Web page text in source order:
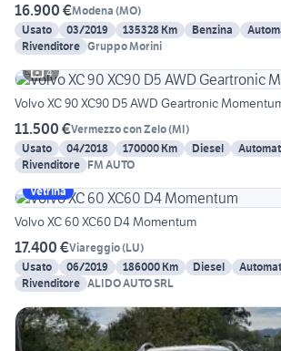
16.900 €Modena (MO)
Usato
03/2019 135328 Km Benzina
Rivenditore Gruppo Morini
4
Volvo XC 90 XC90 D5 AWD Geartronic
11.500 €Vermezzo con Zelo(MI)
Usato
04/2018 170000 Km Diesel
Rivenditore FM AUTO
Vetrina
Volvo XC 60 XC60 D4 Momentum
17.400 €Viareggio(LU)
Usato
06/2019 186000 Km Diesel
Rivenditore ALIDO AUTO SRL